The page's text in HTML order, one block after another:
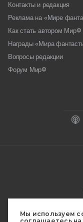
Мы используем
Контакты и редакция
Реклама на «Мире
Как стать автором МирФ
Награды «Мира
Вопросы редакции
Форум МирФ